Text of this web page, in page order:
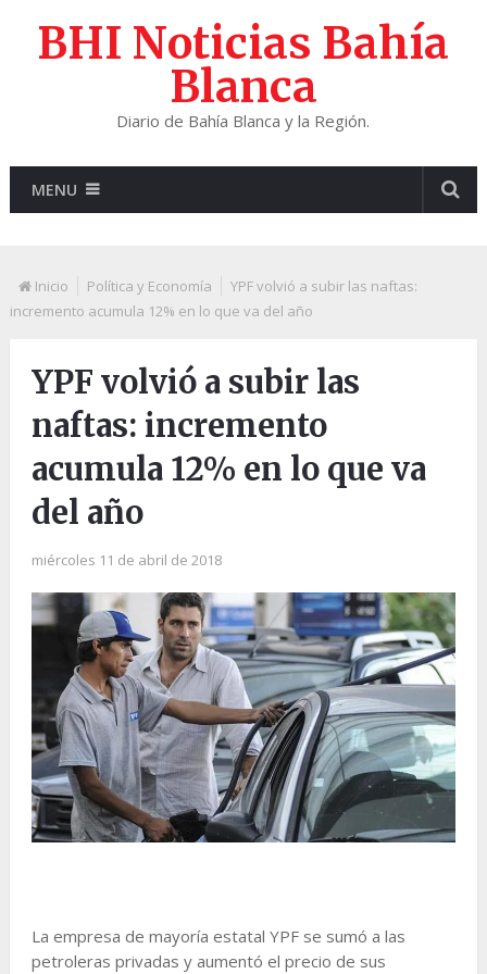
BHI Noticias Bahía
Blanca
Diario de Bahía Blanca y la Región.
MENU
Inicio Política y Economía
YPF volvió a subir las naftas:
incremento acumula 12% en lo que va del año
YPF volvió a subir las
naftas: incremento
acumula 12% en lo que va
del año
miércoles 11 de abril de 2018
La empresa de mayoría estatal YPF se sumó a las
petroleras privadas y aumentó el precio de sus